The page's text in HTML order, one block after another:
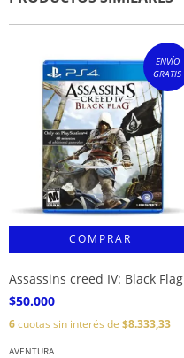
ENVÍO
GRATIS
Assassins creed IV: Black Flag
$50.000
6cuotas sin interés de $8.333,33
AVENTURA